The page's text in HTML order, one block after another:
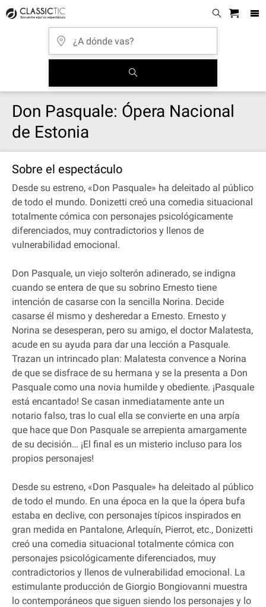
Don Pasquale: Ópera Nacional
de Estonia
Sobre el espectáculo
Desde su estreno, «Don Pasquale» ha deleitado al público
de todo el mundo. Donizetti creó una comedia situacional
totalmente cómica con personajes psicológicamente
diferenciados, muy contradictorios y llenos de
vulnerabilidad emocional.
Don Pasquale, un viejo solterón adinerado, se indigna
cuando se entera de que su sobrino Ernesto tiene
intención de casarse con la sencilla Norina. Decide
casarse él mismo y desheredar a Ernesto. Ernesto y
Norina se desesperan, pero su amigo, el doctor Malatesta,
acude en su ayuda para dar una lección a Pasquale.
Trazan un intrincado plan: Malatesta convence a Norina
de que se disfrace de su hermana y se la presenta a Don
Pasquale como una novia humilde y obediente. ¡Pasquale
está encantado! Se casan inmediatamente ante un
notario falso, tras lo cual ella se convierte en una arpía
que hace que Don Pasquale se arrepienta amargamente
de su decisión… ¡El final es un misterio incluso para los
propios personajes!
Desde su estreno, «Don Pasquale» ha deleitado al público
de todo el mundo. En una época en la que la ópera bufa
estaba en declive, con personajes típicos inspirados en
gran medida en Pantalone, Arlequín, Pierrot, etc., Donizetti
creó una comedia situacional totalmente cómica con
personajes psicológicamente diferenciados, muy
contradictorios y llenos de vulnerabilidad emocional. La
estimulante producción de Giorgio Bongiovanni muestra
lo contemporáneos que siguen siendo los personajes y lo